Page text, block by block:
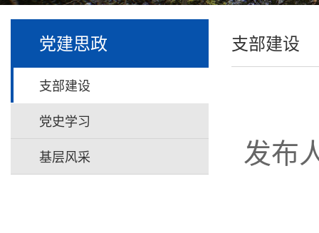
党建思政
支部建设
党史学习
基层风采
支部建设
发布